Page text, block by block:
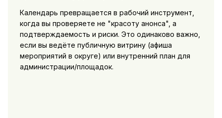
Календарь превращается в рабочий инструмент,
когда вы проверяете не "красоту анонса", а
подтверждаемость и риски. Это одинаково важно,
если вы ведёте публичную витрину (афиша
мероприятий в округе) или внутренний план для
администрации/площадок.